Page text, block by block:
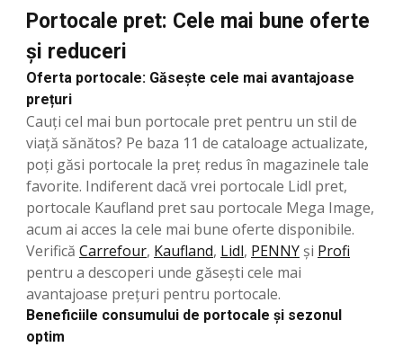
Portocale pret: Cele mai bune oferte
și reduceri
Oferta portocale: Găsește cele mai avantajoase
prețuri
Cauți cel mai bun portocale pret pentru un stil de
viață sănătos? Pe baza 11 de cataloage actualizate,
poți găsi portocale la preț redus în magazinele tale
favorite. Indiferent dacă vrei portocale Lidl pret,
portocale Kaufland pret sau portocale Mega Image,
acum ai acces la cele mai bune oferte disponibile.
Verifică Carrefour, Kaufland, Lidl, PENNY şi Profi
pentru a descoperi unde găsești cele mai
avantajoase prețuri pentru portocale.
Beneficiile consumului de portocale și sezonul
optim